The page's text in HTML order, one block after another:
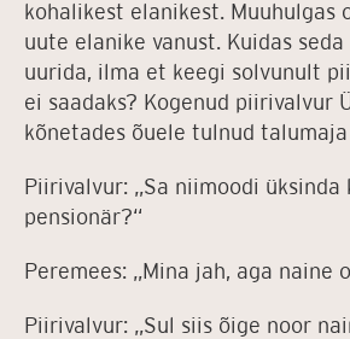
kohalikest elanikest. Muuhulgas
uute elanike vanust. Kuidas
uurida, ilma et keegi solvunult
ei saadaks? Kogenud piirivalvur
kõnetades õuele tulnud
Piirivalvur: „Sa niimoodi üksinda
pensionär?“
Peremees: „Mina jah, aga naine
Piirivalvur: „Sul siis õige noor